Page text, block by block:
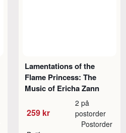
Lamentations of the
Flame Princess: The
Music of Ericha Zann
259 kr
2 på
postorder
Postorder